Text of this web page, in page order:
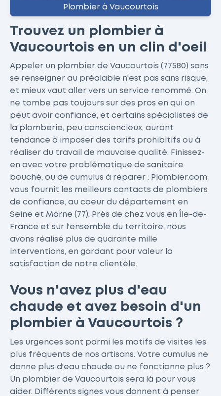
Plombier à Vaucourtois
Trouvez un plombier à
Vaucourtois en un clin d'oeil
Appeler un plombier de Vaucourtois (77580) sans
se renseigner au préalable n'est pas sans risque,
et mieux vaut aller vers un service renommé. On
ne tombe pas toujours sur des pros en qui on
peut avoir confiance, et certains spécialistes de
la plomberie, peu consciencieux, auront
tendance à imposer des tarifs prohibitifs ou à
réaliser du travail de mauvaise qualité. Finissez-
en avec votre problématique de sanitaire
bouché, ou de cumulus à réparer : Plombier.com
vous fournit les meilleurs contacts de plombiers
de confiance, au coeur du département en
Seine et Marne (77). Près de chez vous en Île-de-
France et sur l'ensemble du territoire, nous
avons réalisé plus de quarante mille
interventions, en gardant pour valeur la
satisfaction de notre clientèle.
Vous n'avez plus d'eau
chaude et avez besoin d'un
plombier à Vaucourtois ?
Les urgences sont parmi les motifs de visites les
plus fréquents de nos artisans. Votre cumulus ne
donne plus d'eau chaude ou ne fonctionne plus ?
Un plombier de Vaucourtois sera là pour vous
aider. Différents signes vous donnent à penser